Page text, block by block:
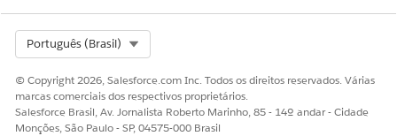
Português (Brasil)
© Copyright 2026, Salesforce.com Inc. Todos os direitos reservados. Várias
marcas comerciais dos respectivos proprietários.
Salesforce Brasil, Av. Jornalista Roberto Marinho, 85 - 14º andar - Cidade
Monções, São Paulo - SP, 04575-000 Brasil